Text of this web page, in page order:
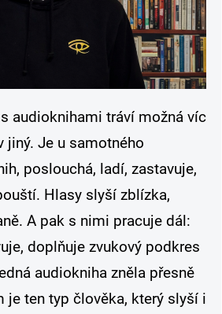
audioknihami tráví možná víc
jiný. Je u samotného
poslouchá, ladí, zastavuje,
Hlasy slyší zblízka,
A pak s nimi pracuje dál:
doplňuje zvukový podkres
audiokniha zněla přesně
je ten typ člověka, který slyší i